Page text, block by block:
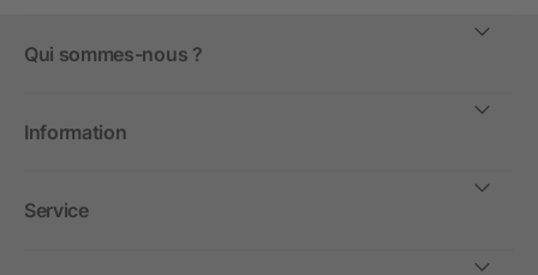
Qui sommes-nous ?
Information
Service